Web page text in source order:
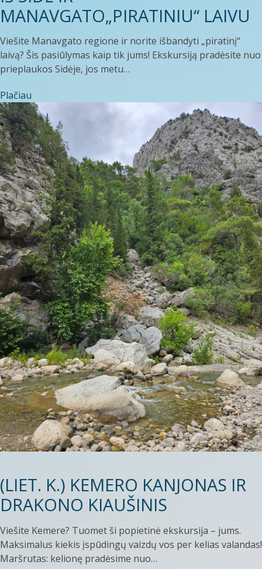
MANAVGATO„PIRATINIU“ LAIVU
Viešite Manavgato regione ir norite išbandyti „piratinį“
laivą? Šis pasiūlymas kaip tik jums! Ekskursiją pradėsite nuo
prieplaukos Sidėje, jos metu…
Plačiau
(LIET. K.) KEMERO KANJONAS IR
DRAKONO KIAUŠINIS
Viešite Kemere? Tuomet ši popietinė ekskursija – jums.
Maksimalus kiekis įspūdingų vaizdų vos per kelias valandas!
Maršrutas: kelionę pradėsime nuo…